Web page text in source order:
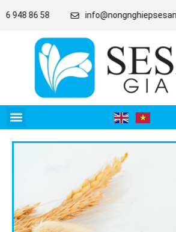
86 58 info@nongnghiepsesan.com